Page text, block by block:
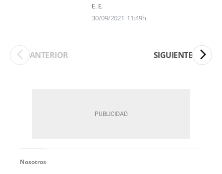
E. E.
30/09/2021 11:49h
ANTERIOR SIGUIENTE
Nosotros